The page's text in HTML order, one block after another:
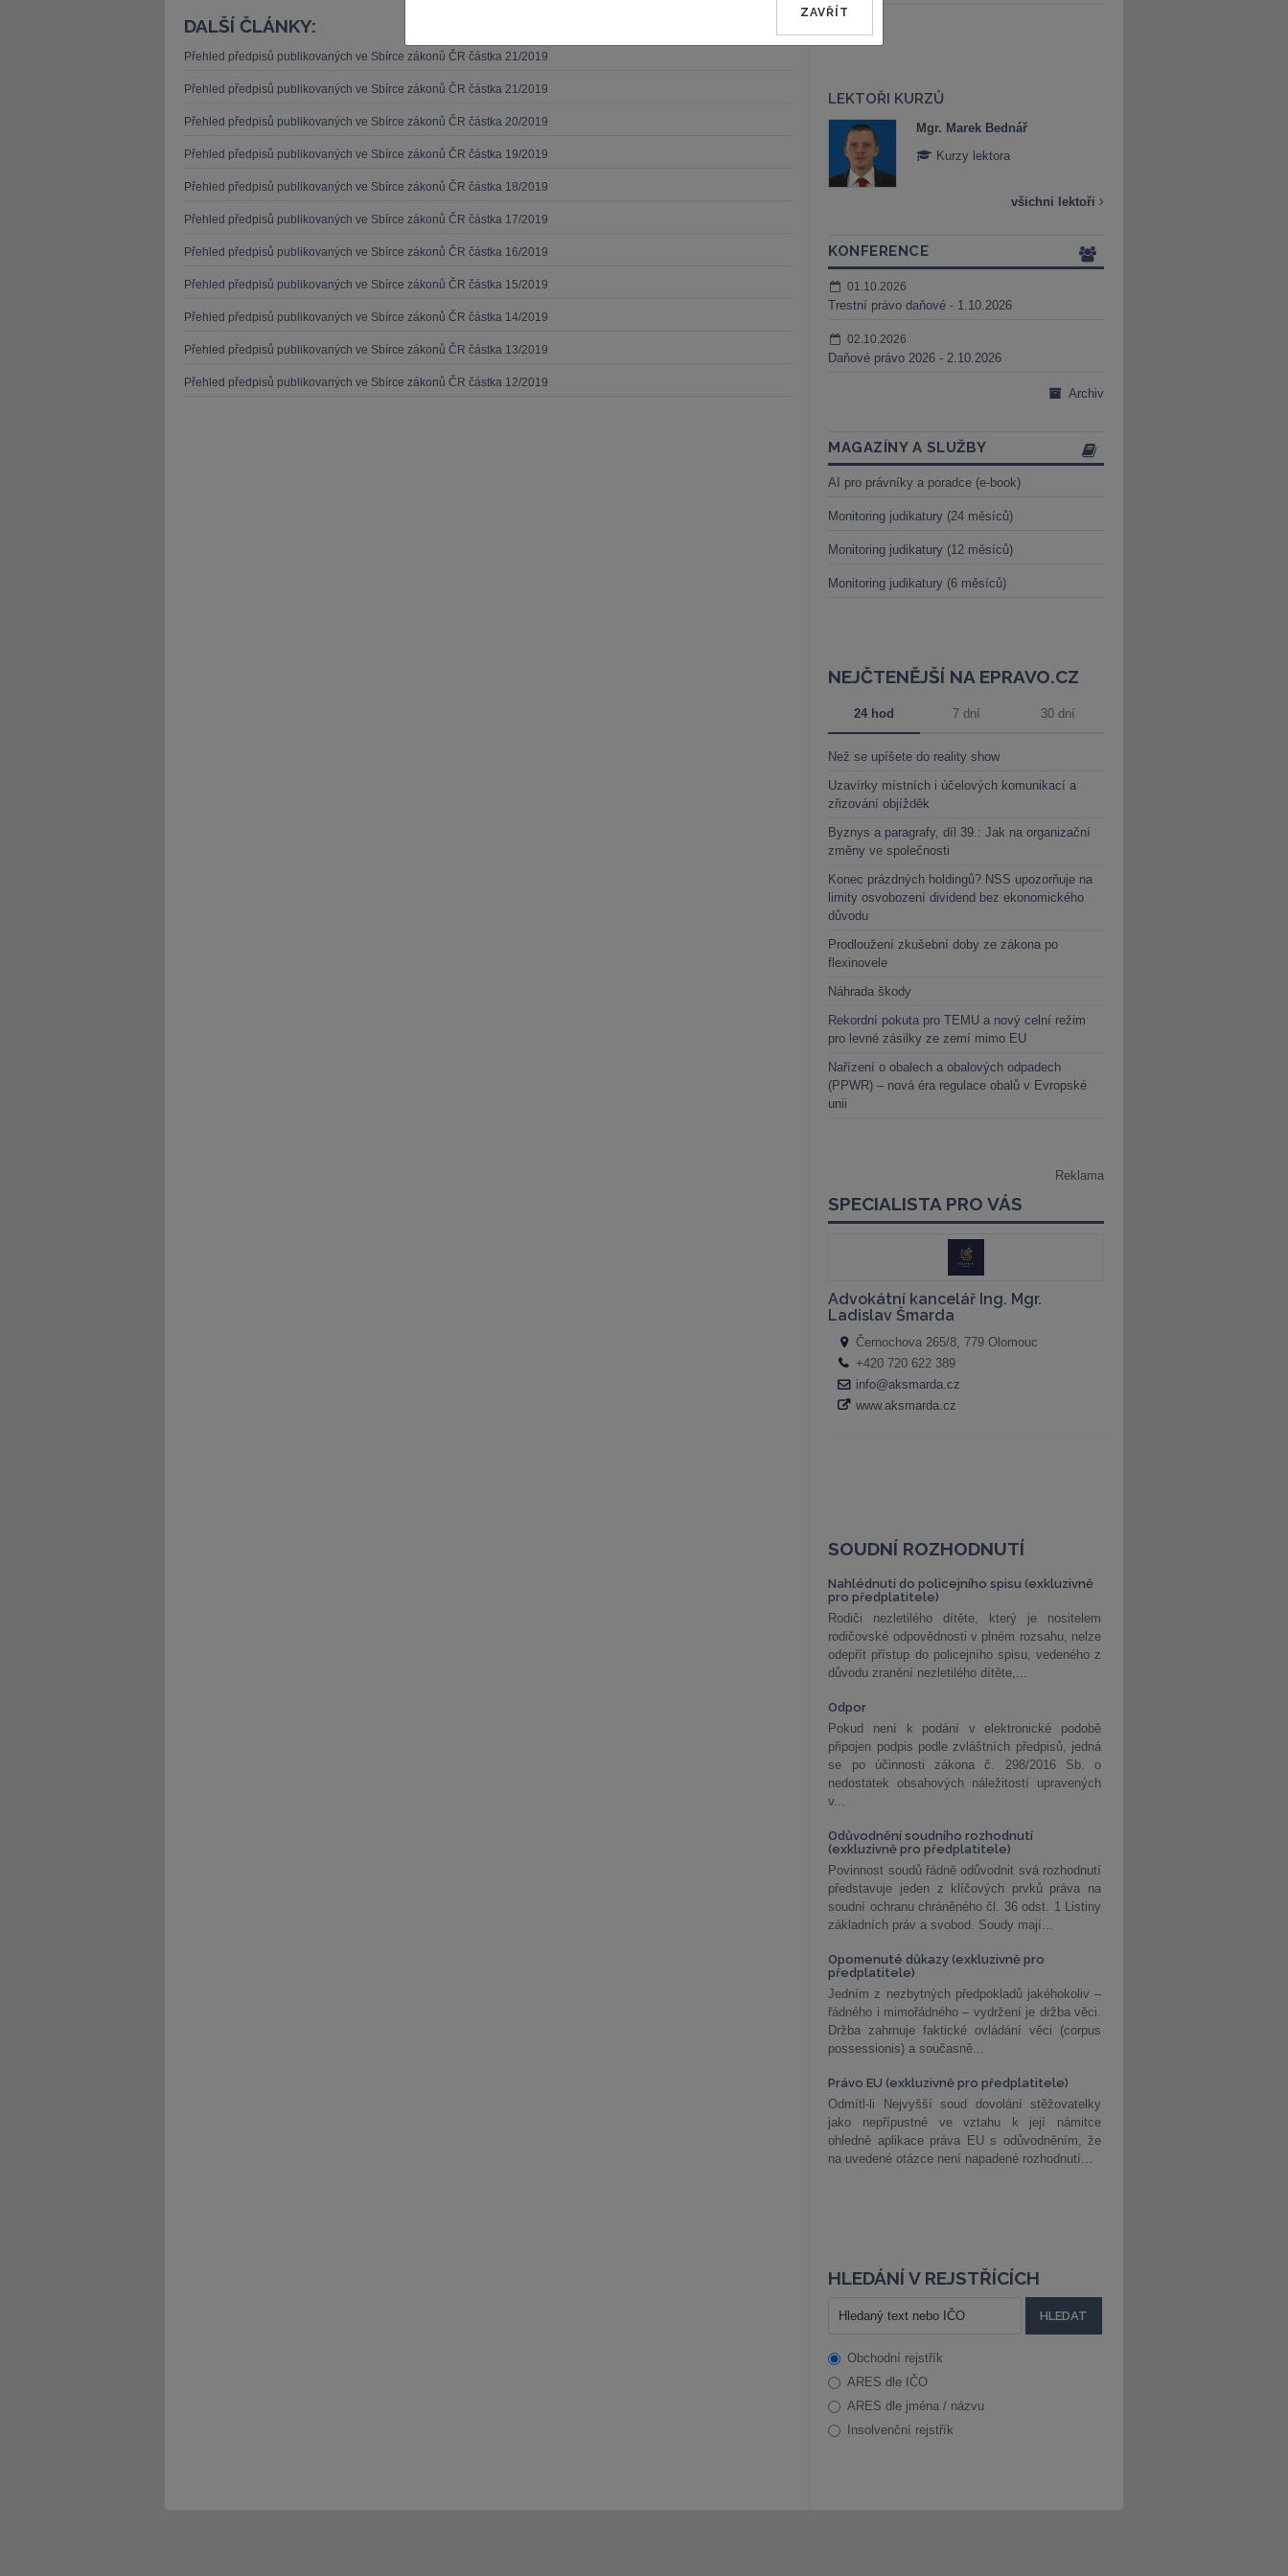
DALŠÍ ČLÁNKY:
Přehled předpisů publikovaných ve Sbírce zákonů ČR částka 21/2019
Přehled předpisů publikovaných ve Sbírce zákonů ČR částka 21/2019
Přehled předpisů publikovaných ve Sbírce zákonů ČR částka 20/2019
Přehled předpisů publikovaných ve Sbírce zákonů ČR částka 19/2019
Přehled předpisů publikovaných ve Sbírce zákonů ČR částka 18/2019
Přehled předpisů publikovaných ve Sbírce zákonů ČR částka 17/2019
Přehled předpisů publikovaných ve Sbírce zákonů ČR částka 16/2019
Přehled předpisů publikovaných ve Sbírce zákonů ČR částka 15/2019
Přehled předpisů publikovaných ve Sbírce zákonů ČR částka 14/2019
Přehled předpisů publikovaných ve Sbírce zákonů ČR částka 13/2019
Přehled předpisů publikovaných ve Sbírce zákonů ČR částka 12/2019
LEKTOŘI KURZŮ
JUDr. Tomáš Nielsen
JUDr. Tomáš Sokol
Kurzy lektora
Mgr. Marek Bednář
Kurzy lektora
všichni lektoři
KONFERENCE
01.10.2026
Trestní právo daňové - 1.10.2026
02.10.2026
Daňové právo 2026 - 2.10.2026
Archiv
MAGAZÍNY A SLUŽBY
AI pro právníky a poradce (e-book)
Monitoring judikatury (24 měsíců)
Monitoring judikatury (12 měsíců)
Monitoring judikatury (6 měsíců)
NEJČTENĚJŠÍ NA EPRAVO.CZ
24 hod 7 dní 30 dní
Než se upíšete do reality show
Uzavírky místních i účelových komunikací a
zřizování objížděk
Byznys a paragrafy, díl 39.: Jak na organizační
změny ve společnosti
Konec prázdných holdingů? NSS upozorňuje na
limity osvobození dividend bez ekonomického
důvodu
Prodloužení zkušební doby ze zákona po
flexinovele
Náhrada škody
Rekordní pokuta pro TEMU a nový celní režim
pro levné zásilky ze zemí mimo EU
Nařízení o obalech a obalových odpadech
(PPWR) – nová éra regulace obalů v Evropské
unii
SOUDNÍ ROZHODNUTÍ
Nahlédnutí do policejního spisu (exkluzivně
pro předplatitele)
Rodiči nezletilého dítěte, který je nositelem
rodičovské odpovědnosti v plném rozsahu, nelze
odepřít přístup do policejního spisu, vedeného z
důvodu zranění nezletilého dítěte,...
Odpor
Pokud není k podání v elektronické podobě
připojen podpis podle zvláštních předpisů, jedná
se po účinnosti zákona č. 298/2016 Sb. o
nedostatek obsahových náležitostí upravených
v...
Odůvodnění soudního rozhodnutí
(exkluzivně pro předplatitele)
Povinnost soudů řádně odůvodnit svá rozhodnutí
představuje jeden z klíčových prvků práva na
soudní ochranu chráněného čl. 36 odst. 1 Listiny
základních práv a svobod. Soudy mají...
Opomenuté důkazy (exkluzivně pro
předplatitele)
Jedním z nezbytných předpokladů jakéhokoliv –
řádného i mimořádného – vydržení je držba věci.
Držba zahrnuje faktické ovládání věci (corpus
possessionis) a současně...
Právo EU (exkluzivně pro předplatitele)
Odmítl-li Nejvyšší soud dovolání stěžovatelky
jako nepřípustné ve vztahu k její námitce
ohledně aplikace práva EU s odůvodněním, že
na uvedené otázce není napadené rozhodnutí...
HLEDÁNÍ V REJSTŘÍCÍCH
Obchodní rejstřík
ARES dle IČO
ARES dle jména / názvu
Insolvenční rejstřík
ZAVŘÍT